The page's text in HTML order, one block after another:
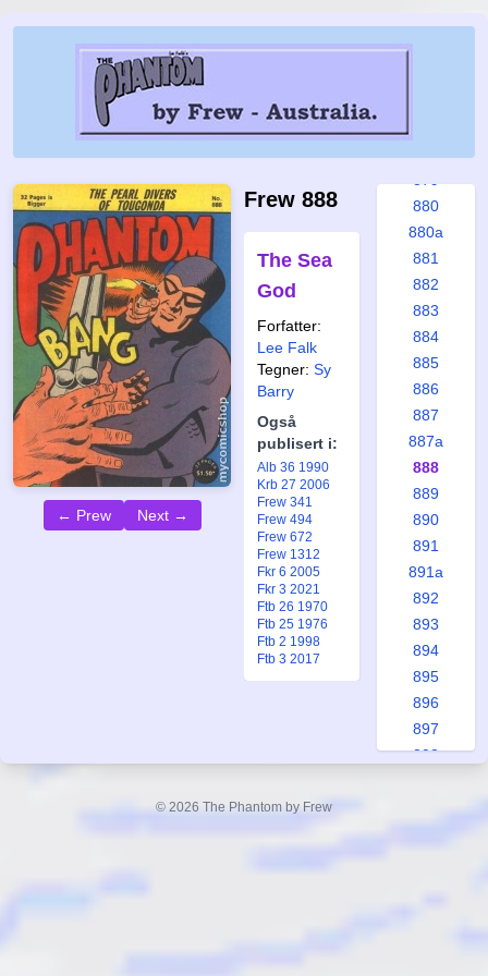
← Prew Next →
Frew 888
The Sea
God
Forfatter:
Lee Falk
Tegner: Sy
Barry
Også
publisert i:
Alb 36 1990
Krb 27 2006
Frew 341
Frew 494
Frew 672
Frew 1312
Fkr 6 2005
Fkr 3 2021
Ftb 26 1970
Ftb 25 1976
Ftb 2 1998
Ftb 3 2017
873
880
880a
881
882
883
884
885
886
887
887a
888
889
890
891
891a
892
893
894
895
896
897
898
© 2026 The Phantom by Frew